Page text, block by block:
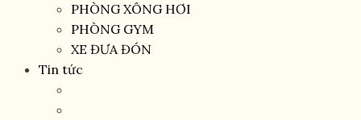
PHÒNG XÔNG HƠI
PHÒNG GYM
XE ĐƯA ĐÓN
Tin tức